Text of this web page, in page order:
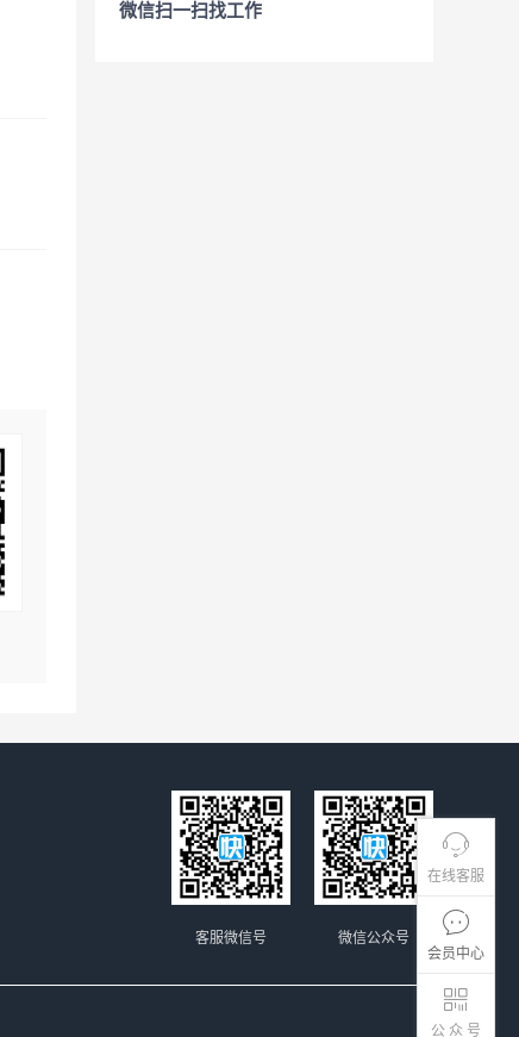
在线客服
会员中心
公 众 号
微信扫一扫找工作
微信公众号
客服微信号